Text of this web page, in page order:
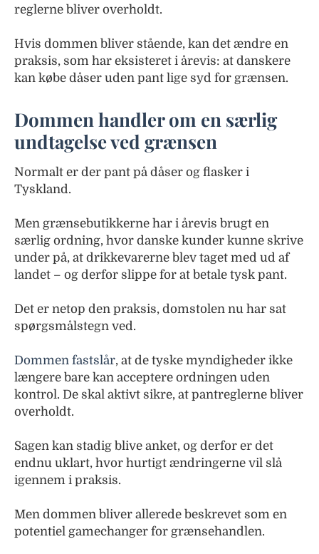
reglerne bliver overholdt.
Hvis dommen bliver stående, kan det ændre en
praksis, som har eksisteret i årevis: at danskere
kan købe dåser uden pant lige syd for grænsen.
Dommen handler om en særlig
undtagelse ved grænsen
Normalt er der pant på dåser og flasker i
Tyskland.
Men grænsebutikkerne har i årevis brugt en
særlig ordning, hvor danske kunder kunne skrive
under på, at drikkevarerne blev taget med ud af
landet – og derfor slippe for at betale tysk pant.
Det er netop den praksis, domstolen nu har sat
spørgsmålstegn ved.
Dommen fastslår, at de tyske myndigheder ikke
længere bare kan acceptere ordningen uden
kontrol. De skal aktivt sikre, at pantreglerne bliver
overholdt.
Sagen kan stadig blive anket, og derfor er det
endnu uklart, hvor hurtigt ændringerne vil slå
igennem i praksis.
Men dommen bliver allerede beskrevet som en
potentiel gamechanger for grænsehandlen.